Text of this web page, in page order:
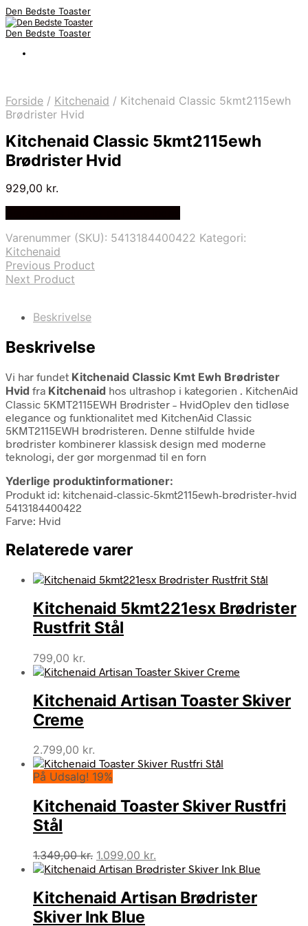
Den Bedste Toaster
Den Bedste Toaster
Forside / Kitchenaid / Kitchenaid Classic 5kmt2115ewh
Brødrister Hvid
Kitchenaid Classic 5kmt2115ewh
Brødrister Hvid
929,00 kr.
Varenummer (SKU): 5413184400422 Kategori:
Kitchenaid
Previous Product
Next Product
Beskrivelse
Beskrivelse
Vi har fundet Kitchenaid Classic Kmt Ewh Brødrister
Hvid fra Kitchenaid hos ultrashop i kategorien . KitchenAid
Classic 5KMT2115EWH Brødrister – HvidOplev den tidløse
elegance og funktionalitet med KitchenAid Classic
5KMT2115EWH brødristeren. Denne stilfulde hvide
brødrister kombinerer klassisk design med moderne
teknologi, der gør morgenmad til en forn
Yderlige produktinformationer:
Produkt id: kitchenaid-classic-5kmt2115ewh-brødrister-hvid
5413184400422
Farve: Hvid
Relaterede varer
Kitchenaid 5kmt221esx Brødrister
Rustfrit Stål
799,00 kr.
Kitchenaid Artisan Toaster Skiver
Creme
2.799,00 kr.
På Udsalg! 19%
Kitchenaid Toaster Skiver Rustfri
Stål
1.349,00kr. Den
oprindelige
var:
1.349,00 kr..
1.099,00 kr.
aktuelle
er:
1.099,00 kr..
Kitchenaid Artisan Brødrister
Skiver Ink Blue